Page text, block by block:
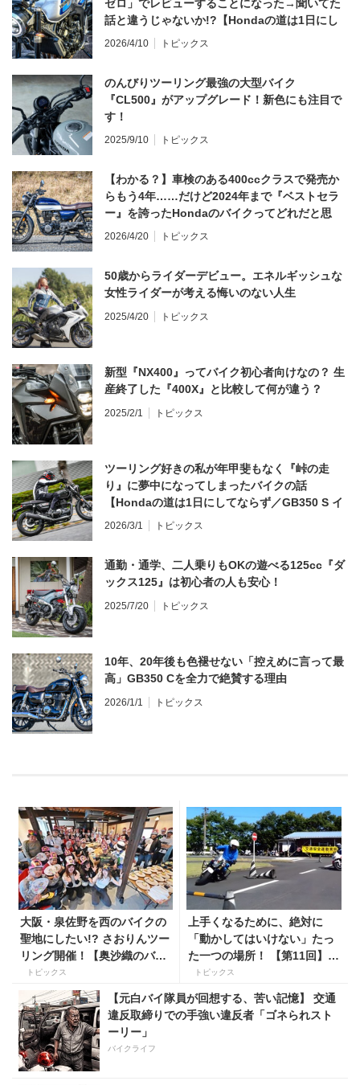
ゼロ」でレビューすることになった→聞いてた
話と違うじゃないか!?【Hondaの道は1日にし
てならず／CB1000F ①第一印象 編】
2026/4/10 トピックス
のんびりツーリング最強の大型バイク
『CL500』がアップグレード！新色にも注目で
す！
2025/9/10 トピックス
【わかる？】車検のある400ccクラスで発売か
らもう4年……だけど2024年まで『ベストセラ
ー』を誇ったHondaのバイクってどれだと思
う？
2026/4/20 トピックス
50歳からライダーデビュー。エネルギッシュな
女性ライダーが考える悔いのない人生
2025/4/20 トピックス
新型『NX400』ってバイク初心者向けなの？ 生
産終了した『400X』と比較して何が違う？
2025/2/1 トピックス
ツーリング好きの私が年甲斐もなく『峠の走
り』に夢中になってしまったバイクの話
【Hondaの道は1日にしてならず／GB350 S イ
ンプレ・レビュー 前編】
2026/3/1 トピックス
通勤・通学、二人乗りもOKの遊べる125cc『ダ
ックス125』は初心者の人も安心！
2025/7/20 トピックス
10年、20年後も色褪せない「控えめに言って最
高」GB350 Cを全力で絶賛する理由
2026/1/1 トピックス
大阪・泉佐野を西のバイクの
聖地にしたい!? さおりんツー
リング開催！【奥沙織のバイ
ク日和第３回】
トピックス
上手くなるために、絶対に
「動かしてはいけない」たっ
た一つの場所！ 【第11回】現
役二輪教習指導員YouTuber
ばくのライテク講座
トピックス
【元白バイ隊員が回想する、苦い記憶】 交通
違反取締りでの手強い違反者「ゴネられスト
ーリー」
バイクライフ